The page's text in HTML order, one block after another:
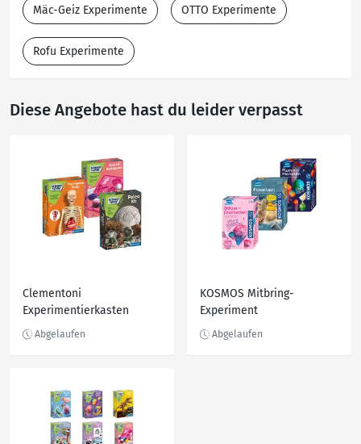
Mäc-Geiz Experimente OTTO Experimente
Rofu Experimente
Diese Angebote hast du leider verpasst
Clementoni
Experimentierkasten
KOSMOS Mitbring-
Experiment